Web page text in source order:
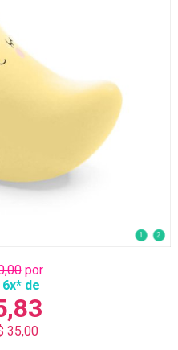
1 2
por
de
35,00